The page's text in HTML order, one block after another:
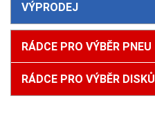
VÝPRODEJ
RÁDCE PRO VÝBĚR PNEU
RÁDCE PRO VÝBĚR DISKŮ